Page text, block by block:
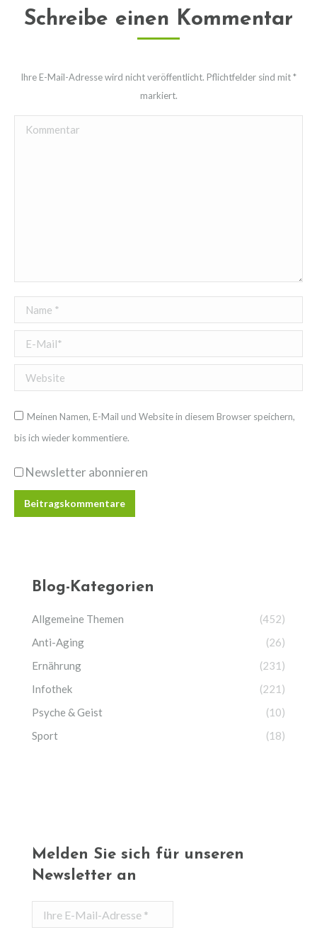
Schreibe einen Kommentar
Ihre E-Mail-Adresse wird nicht veröffentlicht. Pflichtfelder sind mit*
markiert.
Kommentar
Name *
E-Mail *
Website
Meinen Namen, E-Mail und Website in diesem Browser speichern,
bis ich wieder kommentiere.
Newsletter abonnieren
Beitragskommentare
Blog-Kategorien
Allgemeine Themen
(452)
Anti-Aging
(26)
Ernährung
(231)
Infothek
(221)
Psyche & Geist
(10)
Sport
(18)
Melden Sie sich für unseren
Newsletter an